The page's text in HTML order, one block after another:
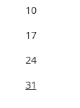
10
17
24
31